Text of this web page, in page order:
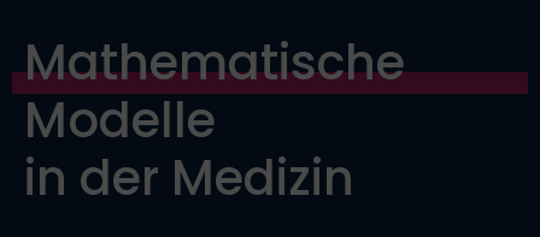
Mathematische
Modelle
in der Medizin